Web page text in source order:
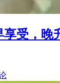
受，晚